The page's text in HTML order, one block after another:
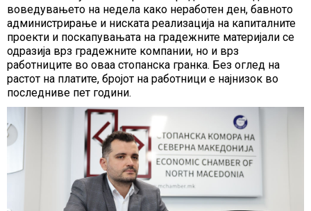
воведувањето на недела како неработен ден, бавното
администрирање и ниската реализација на капиталните
проекти и поскапувањата на градежните материјали се
одразија врз градежните компании, но и врз
работниците во оваа стопанска гранка. Без оглед на
растот на платите, бројот на работници е најнизок во
последниве пет години.